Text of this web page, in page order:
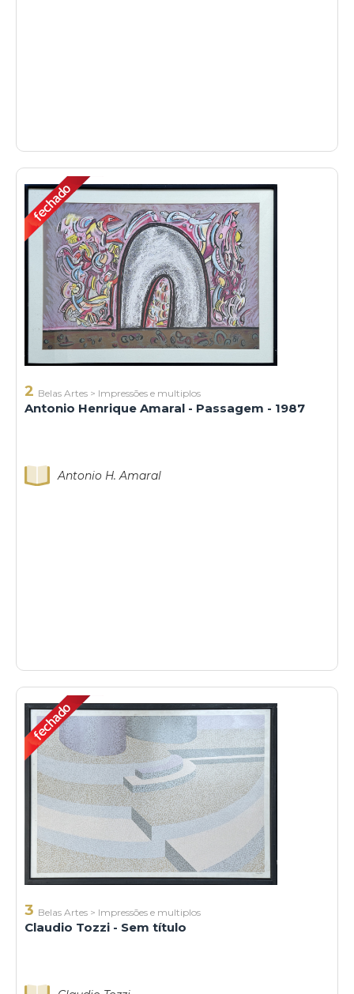
2 Belas Artes > Impressões e multiplos
Antonio Henrique Amaral - Passagem - 1987
Antonio H. Amaral
3 Belas Artes > Impressões e multiplos
Claudio Tozzi - Sem título